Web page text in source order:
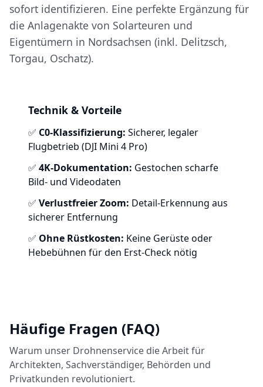
sofort identifizieren. Eine perfekte Ergänzung für
die Anlagenakte von Solarteuren und
Eigentümern in Nordsachsen (inkl. Delitzsch,
Torgau, Oschatz).
Technik & Vorteile
✅ C0-Klassifizierung: Sicherer, legaler
Flugbetrieb (DJI Mini 4 Pro)
✅ 4K-Dokumentation: Gestochen scharfe
Bild- und Videodaten
✅ Verlustfreier Zoom: Detail-Erkennung aus
sicherer Entfernung
✅ Ohne Rüstkosten: Keine Gerüste oder
Hebebühnen für den Erst-Check nötig
Häufige Fragen (FAQ)
Warum unser Drohnenservice die Arbeit für
Architekten, Sachverständiger, Behörden und
Privatkunden revolutioniert.